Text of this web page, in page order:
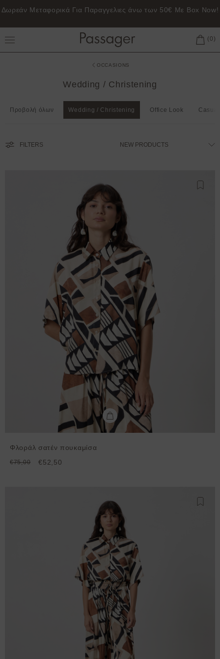
Δωρεάν Μεταφορικά Για Παραγγελιες άνω των 50€ Με Box Now!
Toggle Main Menu
OCCASIONS
Wedding / Christening
Προβολή όλων Wedding / Christening Office Look Casual
FILTERS
Φλοράλ σατέν πουκαμίσα
€75,00 €52,50